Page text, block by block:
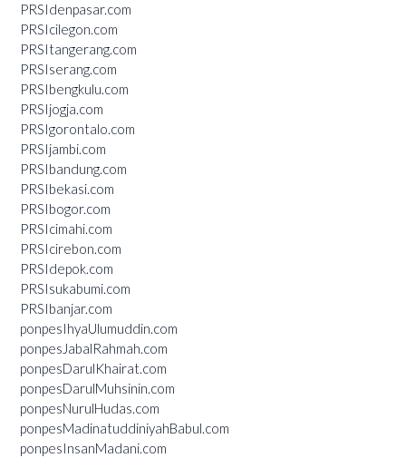
PRSIdenpasar.com
PRSIcilegon.com
PRSItangerang.com
PRSIserang.com
PRSIbengkulu.com
PRSIjogja.com
PRSIgorontalo.com
PRSIjambi.com
PRSIbandung.com
PRSIbekasi.com
PRSIbogor.com
PRSIcimahi.com
PRSIcirebon.com
PRSIdepok.com
PRSIsukabumi.com
PRSIbanjar.com
ponpesIhyaUlumuddin.com
ponpesJabalRahmah.com
ponpesDarulKhairat.com
ponpesDarulMuhsinin.com
ponpesNurulHudas.com
ponpesMadinatuddiniyahBabul.com
ponpesInsanMadani.com